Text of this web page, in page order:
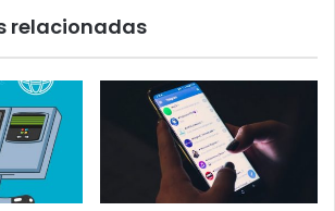
relacionadas